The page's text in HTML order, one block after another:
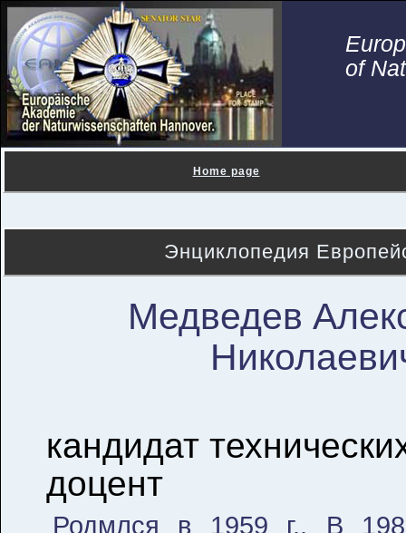
of
Home page
Энциклопедия
Медведев
кандидат
доцент
Родмлся в 1959 г.. В